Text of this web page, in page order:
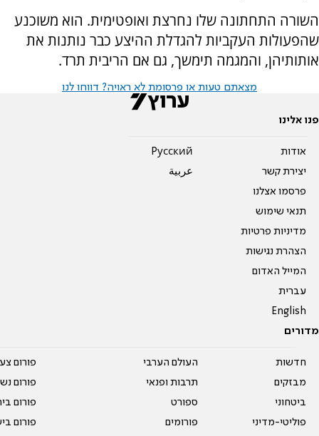
השורה התחתונה שלו נחרצת ואופטימית. הוא משוכנע
שהפעולות העקביות להגדלת ההיצע כבר נותנות את
אותותיהן, והמגמה תימשך, גם אם הריבית תרד.
מצאתם טעות או פרסומת לא ראויה? דווחו לנו
פנו אלינו
אודות
יצירת קשר
פרסמו אצלנו
תנאי שימוש
מדיניות פרטיות
הצהרת נגישות
המייל האדום
עברית
English
Pусский
عربية
מדורים
חדשות
מבזקים
ביטחוני
פוליטי-מדיני
העולם הערבי
תרבות ופנאי
ספורט
פורומים
פורום
פורום
פורום
פורום